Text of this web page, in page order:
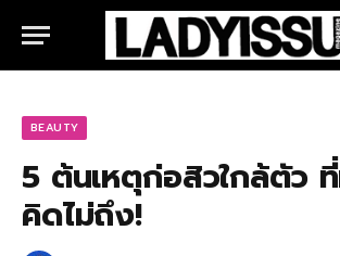
BEAUTY
5 ต้นเหตุก่อสิวใกล้ตัว
คิดไม่ถึง!